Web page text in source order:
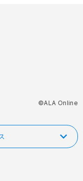
©ALA Online